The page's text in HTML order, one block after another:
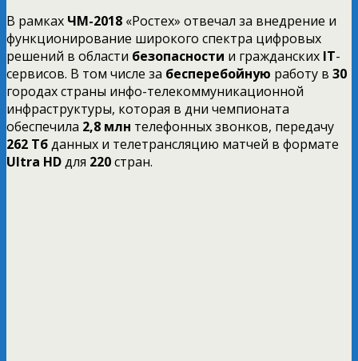
В рамках ЧМ-2018 «Ростех» отвечал за внедрение и
функционирование широкого спектра цифровых
решений в области безопасности и гражданских IT-
сервисов. В том числе за бесперебойную работу в 30
городах страны инфо-телекоммуникационной
инфраструктуры, которая в дни чемпионата
обеспечила 2,8 млн телефонных звонков, передачу
262 Тбданных и телетрансляцию матчей в формате
Ultra HDдля 220стран.